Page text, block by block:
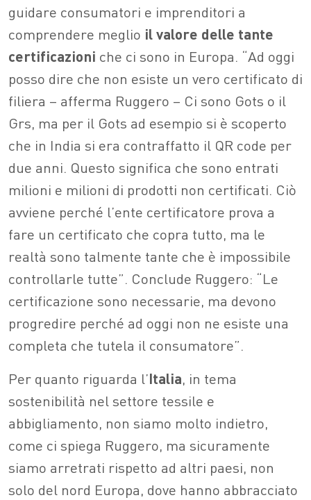
guidare consumatori e imprenditori a
comprendere meglio il valore delle tante
certificazioni che ci sono in Europa. “Ad oggi
posso dire che non esiste un vero certificato di
filiera – afferma Ruggero – Ci sono Gots o il
Grs, ma per il Gots ad esempio si è scoperto
che in India si era contraffatto il QR code per
due anni. Questo significa che sono entrati
milioni e milioni di prodotti non certificati. Ciò
avviene perché l’ente certificatore prova a
fare un certificato che copra tutto, ma le
realtà sono talmente tante che è impossibile
controllarle tutte”. Conclude Ruggero: “Le
certificazione sono necessarie, ma devono
progredire perché ad oggi non ne esiste una
completa che tutela il consumatore”.
Per quanto riguarda l’Italia, in tema
sostenibilità nel settore tessile e
abbigliamento, non siamo molto indietro,
come ci spiega Ruggero, ma sicuramente
siamo arretrati rispetto ad altri paesi, non
solo del nord Europa, dove hanno abbracciato